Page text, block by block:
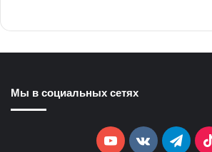
Мы в социальных сетях
YouTubevk.com